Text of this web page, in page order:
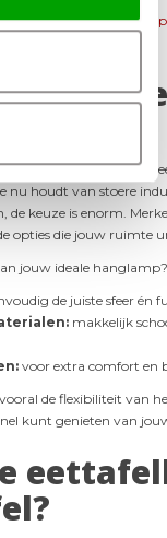
contact op met
grote
uit te kiezen die niet
nu houdt van stoere
de keuze is enorm.
opties die jouw ruimte
jouw ideale hanglamp?
de juiste sfeer én
makkelijk
voor extra comfort en
de flexibiliteit van
kunt genieten van